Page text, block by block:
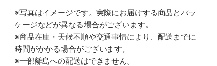
※写真はイメージです。実際にお届けする商品とパッ
ケージなどが異なる場合がございます。
※商品在庫・天候不順や交通事情により、配送までに
時間がかかる場合がございます。
※一部離島への配送はできません。